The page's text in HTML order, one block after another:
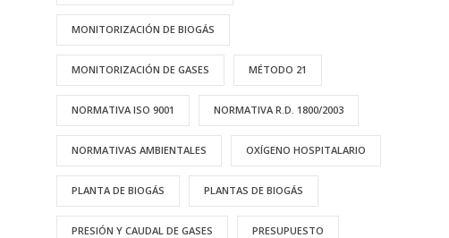
MONITORIZACIÓN DE BIOGÁS
MONITORIZACIÓN DE GASES MÉTODO 21
NORMATIVA ISO 9001 NORMATIVA R.D. 1800/2003
NORMATIVAS AMBIENTALES OXÍGENO HOSPITALARIO
PLANTA DE BIOGÁS PLANTAS DE BIOGÁS
PRESIÓN Y CAUDAL DE GASES PRESUPUESTO